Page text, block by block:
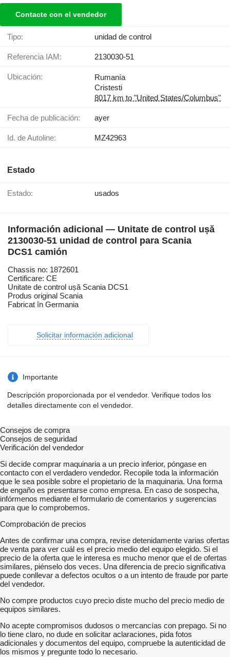
Contacte con el vendedor
Tipo: unidad de control
Referencia IAM: 2130030-51
Ubicación:
Rumanía
Cristesti
8017 km to "United States/Columbus"
Fecha de publicación: ayer
Id. de Autoline: MZ42963
Estado
Estado: usados
Información adicional — Unitate de control ușă
2130030-51 unidad de control para Scania
DCS1 camión
Chassis no: 1872601
Certificare: CE
Unitate de control ușă Scania DCS1
Produs original Scania
Fabricat în Germania
Solicitar información adicional
Importante
Descripción proporcionada por el vendedor. Verifique todos los
detalles directamente con el vendedor.
Consejos de compra
Consejos de seguridad
Verificación del vendedor
Si decide comprar maquinaria a un precio inferior, póngase en
contacto con el verdadero vendedor. Recopile toda la información
que le sea posible sobre el propietario de la maquinaria. Una forma
de engaño es presentarse como empresa. En caso de sospecha,
infórmenos mediante el formulario de comentarios y sugerencias
para que lo comprobemos.
Comprobación de precios
Antes de confirmar una compra, revise detenidamente varias ofertas
de venta para ver cuál es el precio medio del equipo elegido. Si el
precio de la oferta que le interesa es mucho menor que el de ofertas
similares, piénselo dos veces. Una diferencia de precio significativa
puede conllevar a defectos ocultos o a un intento de fraude por parte
del vendedor.
No compre productos cuyo precio diste mucho del precio medio de
equipos similares.
No acepte compromisos dudosos o mercancías con prepago. Si no
lo tiene claro, no dude en solicitar aclaraciones, pida fotos
adicionales y documentos del equipo, compruebe la autenticidad de
los mismos y pregunte todo lo necesario.